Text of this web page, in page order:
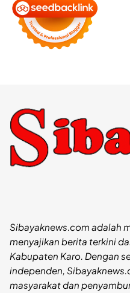
Sibayaknews.com adalah
menyajikan berita terkini
Kabupaten Karo. Dengan
independen,
masyarakat dan